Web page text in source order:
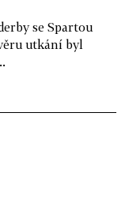
se Spartou
utkání byl